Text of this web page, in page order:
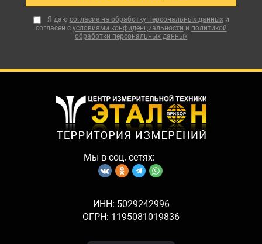
Я даю согласие на обработку персональных данныхи
согласен с условиями конфиденциальности и политикой
обработки персональных данных
Мы в соц. сетях:
ИНН: 5029242996
ОГРН: 1195081019836